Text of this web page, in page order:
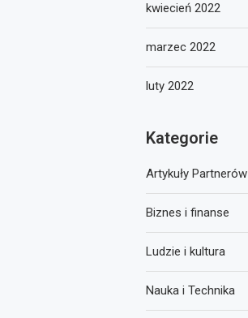
kwiecień 2022
marzec 2022
luty 2022
Kategorie
Artykuły Partnerów
Biznes i finanse
Ludzie i kultura
Nauka i Technika